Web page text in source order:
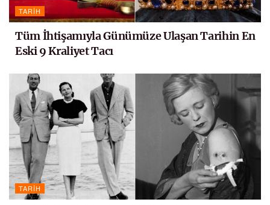
TARIH
Tüm İhtişamıyla Günümüze Ulaşan Tarihin En
Eski 9 Kraliyet Tacı
TARIH